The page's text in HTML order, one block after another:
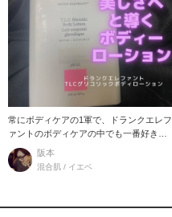
常にボディケアの1軍で、ドランクエレフ
ァントのボディケアの中でも一番好きな
アイテムです。
阪本
混合肌 / イエベ